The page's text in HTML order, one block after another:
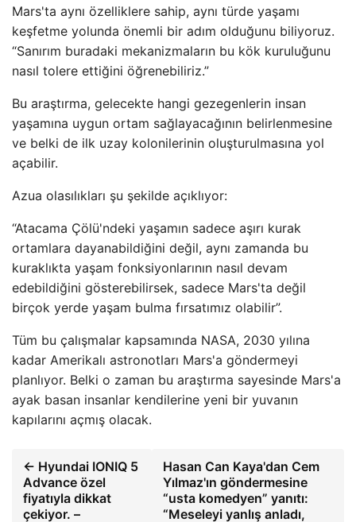
Mars'ta aynı özelliklere sahip, aynı türde yaşamı
keşfetme yolunda önemli bir adım olduğunu biliyoruz.
“Sanırım buradaki mekanizmaların bu kök kuruluğunu
nasıl tolere ettiğini öğrenebiliriz.”
Bu araştırma, gelecekte hangi gezegenlerin insan
yaşamına uygun ortam sağlayacağının belirlenmesine
ve belki de ilk uzay kolonilerinin oluşturulmasına yol
açabilir.
Azua olasılıkları şu şekilde açıklıyor:
“Atacama Çölü'ndeki yaşamın sadece aşırı kurak
ortamlara dayanabildiğini değil, aynı zamanda bu
kuraklıkta yaşam fonksiyonlarının nasıl devam
edebildiğini gösterebilirsek, sadece Mars'ta değil
birçok yerde yaşam bulma fırsatımız olabilir”.
Tüm bu çalışmalar kapsamında NASA, 2030 yılına
kadar Amerikalı astronotları Mars'a göndermeyi
planlıyor. Belki o zaman bu araştırma sayesinde Mars'a
ayak basan insanlar kendilerine yeni bir yuvanın
kapılarını açmış olacak.
← Hyundai IONIQ 5
Advance özel
fiyatıyla dikkat
çekiyor. –
Hasan Can Kaya'dan Cem
Yılmaz'ın göndermesine
“usta komedyen” yanıtı:
“Meseleyi yanlış anladı,